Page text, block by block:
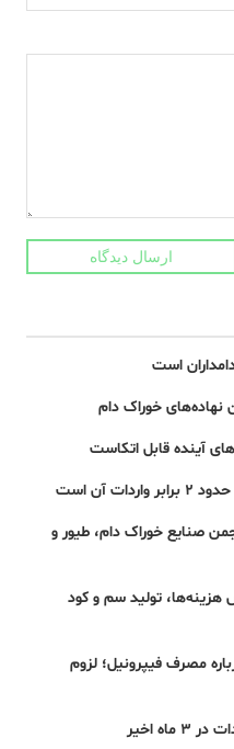
ارسال دیدگاه
است
نهاده‌های خوراک دام
آینده قابل اتکاست
آن است
صنایع خوراک دام، طیور و
هزینه‌ها، تولید سم و کود
مصرف فیپرونیل؛ لزوم
اخیر